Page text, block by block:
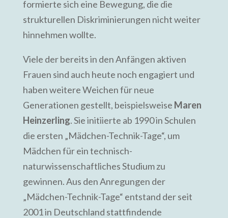
formierte sich eine Bewegung, die die
strukturellen Diskriminierungen nicht weiter
hinnehmen wollte.
Viele der bereits in den Anfängen aktiven
Frauen sind auch heute noch engagiert und
haben weitere Weichen für neue
Generationen gestellt, beispielsweise Maren
Heinzerling. Sie initiierte ab 1990 in Schulen
die ersten „Mädchen-Technik-Tage“, um
Mädchen für ein technisch-
naturwissenschaftliches Studium zu
gewinnen. Aus den Anregungen der
„Mädchen-Technik-Tage“ entstand der seit
2001 in Deutschland stattfindende